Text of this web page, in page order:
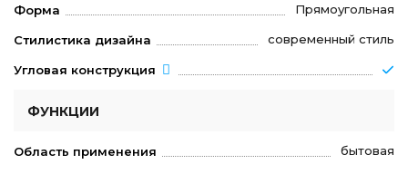
Форма Прямоугольная
Стилистика дизайна современный стиль
Угловая конструкция
ФУНКЦИИ
Область применения бытовая